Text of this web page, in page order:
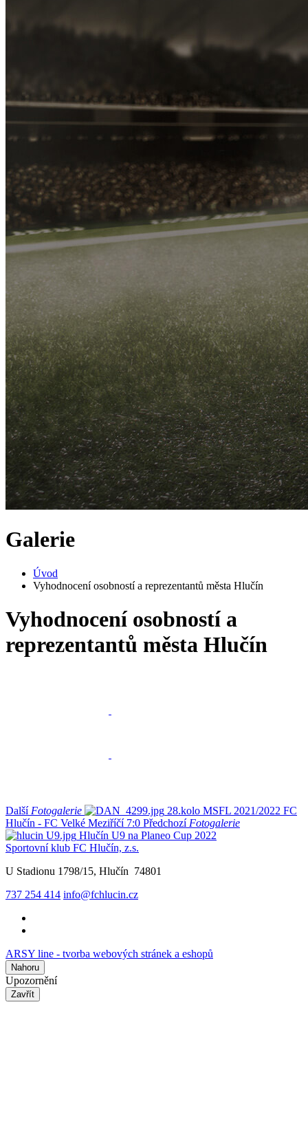
Galerie
Úvod
Vyhodnocení osobností a reprezentantů města Hlučín
Vyhodnocení osobností a
reprezentantů města Hlučín
Další Fotogalerie
28.kolo MSFL 2021/2022 FC
Hlučín - FC Velké Meziříčí 7:0 Předchozí Fotogalerie
Hlučín U9 na Planeo Cup 2022
Sportovní klub FC Hlučín, z.s.
U Stadionu 1798/15, Hlučín 74801
737 254 414 info@fchlucin.cz
ARSY line - tvorba webových stránek a eshopů
Nahoru
Upozornění
Zavřít